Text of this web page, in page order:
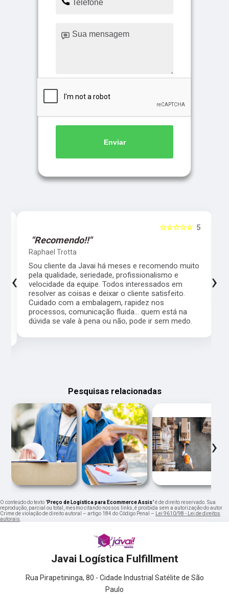
Enviar
5
☆☆☆☆☆
"Recomendo!!"
Raphael Trotta
Sou cliente da Javai há meses e recomendo muito
pela qualidade, seriedade, profissionalismo e
velocidade da equipe. Todos interessados em
resolver as coisas e deixar o cliente satisfeito.
Cuidado com a embalagem, rapidez nos
processos, comunicação fluida... quem está na
dúvida se vale à pena ou não, pode ir sem medo.
‹ ›
Pesquisas relacionadas
‹ ›
O conteúdo do texto "Preço de Logística para Ecommerce Assis" é de direito reservado. Sua
reprodução, parcial ou total, mesmo citando nossos links, é proibida sem a autorização do autor.
Crime de violação de direito autoral – artigo 184 do Código Penal –
Lei 9610/98 - Lei de direitos
autorais
Javai Logística Fulfillment
Rua Pirapetininga, 80 - Cidade Industrial Satélite de São
Paulo